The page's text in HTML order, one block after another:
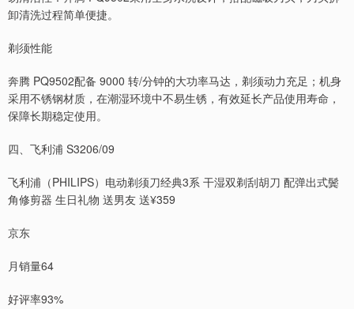
卸清洗过程简单便捷。
剃须性能
奔腾 PQ9502配备 9000 转/分钟的大功率马达，剃须动力充足；机身
采用不锈钢材质，在潮湿环境中不易生锈，有效延长产品使用寿命，
保障长期稳定使用。
四、飞利浦 S3206/09
飞利浦（PHILIPS）电动剃须刀经典3系 干湿双剃刮胡刀 配弹出式鬓
角修剪器 生日礼物 送男友 送¥359
京东
月销量64
好评率93%